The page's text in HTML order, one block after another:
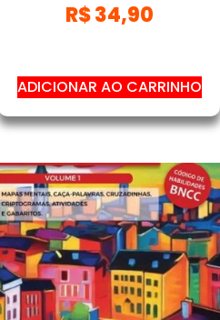
R$34,90
ADICIONAR AO CARRINHO